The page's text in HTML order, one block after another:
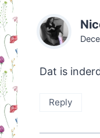
Dat is
Reply